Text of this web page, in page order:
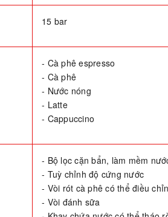
15 bar
- Cà phê espresso
- Cà phê
- Nước nóng
- Latte
- Cappuccino
- Bộ lọc cặn bẩn, làm mềm
- Tuỳ chỉnh độ cứng nước
- Vòi rót cà phê có thể điều
- Vòi đánh sữa